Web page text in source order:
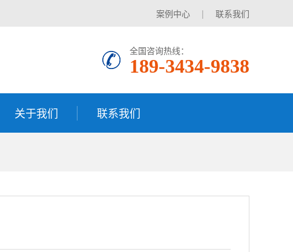
案例中心 | 联系我们
全国咨询热线：
189-3434-9838
关于我们 联系我们